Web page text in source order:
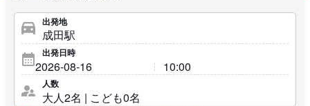
出発地
出発日時
人数